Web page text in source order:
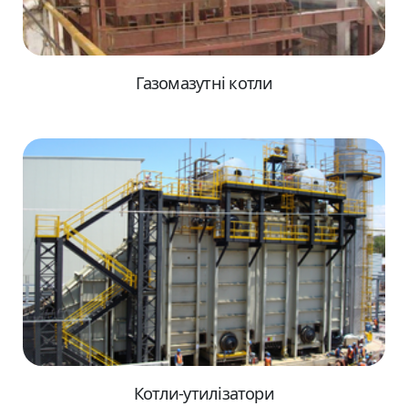
Газомазутні котли
Котли-утилізатори